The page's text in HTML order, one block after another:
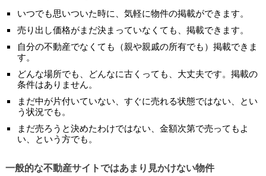
いつでも思いついた時に、気軽に物件の掲載ができます。
売り出し価格がまだ決まっていなくても、掲載できます。
自分の不動産でなくても（親や親戚の所有でも）掲載できま
す。
どんな場所でも、どんなに古くっても、大丈夫です。掲載の
条件はありません。
まだ中が片付いていない、すぐに売れる状態ではない、とい
う状況でも。
まだ売ろうと決めたわけではない、金額次第で売ってもよ
い、という方でも。
一般的な不動産サイトではあまり見かけない物件